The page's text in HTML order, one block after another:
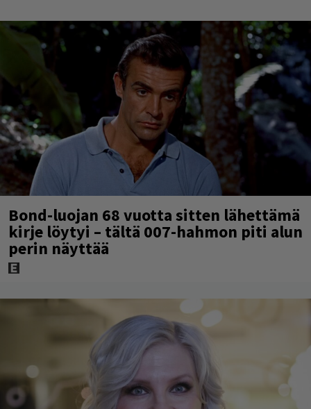
Bond-luojan 68 vuotta sitten lähettämä
kirje löytyi – tältä 007-hahmon piti alun
perin näyttää